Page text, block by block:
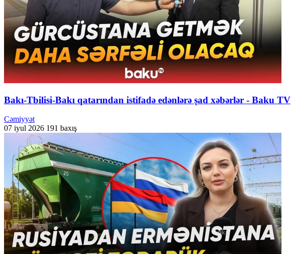
Bakı-Tbilisi-Bakı qatarından istifadə edənlərə şad xəbərlər - Baku TV
Cəmiyyət
07 iyul 2026 191 baxış